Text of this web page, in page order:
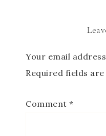
Your email
Required fields
Comment *